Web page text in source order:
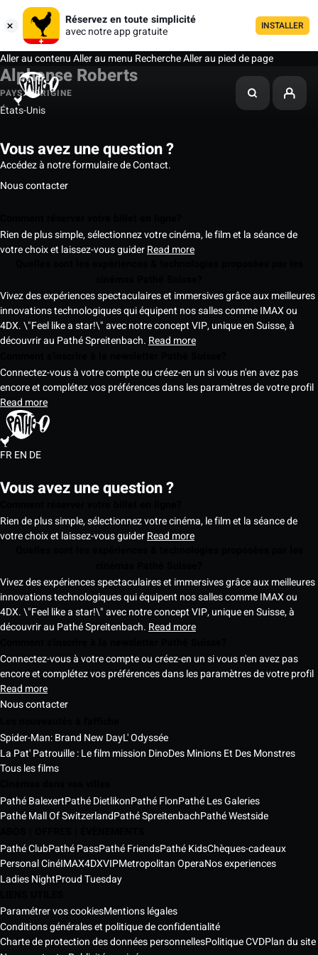
Réservez en toute simplicité
avec notre app gratuite
INSTALLER
Aller au contenuAller au menu RechercheAller au pied de page
Alphonse Roberts
PAYS D'ORIGINE
États-Unis
Vous avez une question ?
Accédez à notre formulaire de Contact.
Nous contacter
Rien de plus simple, sélectionnez votre cinéma, le film et la séance de
votre choix et laissez-vous guiderRead more
Vivez des expériences spectaculaires et immersives grâce aux meilleures
innovations technologiques qui équipent nos salles comme IMAX ou
4DX. \"Feel like a star!\" avec notre concept VIP, unique en Suisse, à
découvrir au Pathé Spreitenbach. Read more
Connectez-vous à votre compte ou créez-en un si vous n'en avez pas
encore et complétez vos préférences dans les paramètres de votre profil
Read more
FREN DE
Vous avez une question ?
Rien de plus simple, sélectionnez votre cinéma, le film et la séance de
votre choix et laissez-vous guiderRead more
Vivez des expériences spectaculaires et immersives grâce aux meilleures
innovations technologiques qui équipent nos salles comme IMAX ou
4DX. \"Feel like a star!\" avec notre concept VIP, unique en Suisse, à
découvrir au Pathé Spreitenbach. Read more
Connectez-vous à votre compte ou créez-en un si vous n'en avez pas
encore et complétez vos préférences dans les paramètres de votre profil
Read more
Nous contacter
Spider-Man: Brand New DayL' Odyssée
La Pat' Patrouille : Le film mission DinoDes Minions Et Des Monstres
Tous les films
Pathé BalexertPathé DietlikonPathé FlonPathé Les Galeries
Pathé Mall Of SwitzerlandPathé SpreitenbachPathé Westside
Pathé ClubPathé PassPathé FriendsPathé KidsChèques-cadeaux
Personal CinéIMAX4DXVIPMetropolitan OperaNos experiences
Ladies NightProud Tuesday
Paramétrer vos cookiesMentions légales
Conditions générales et politique de confidentialité
Charte de protection des données personnellesPolitique CVDPlan du site